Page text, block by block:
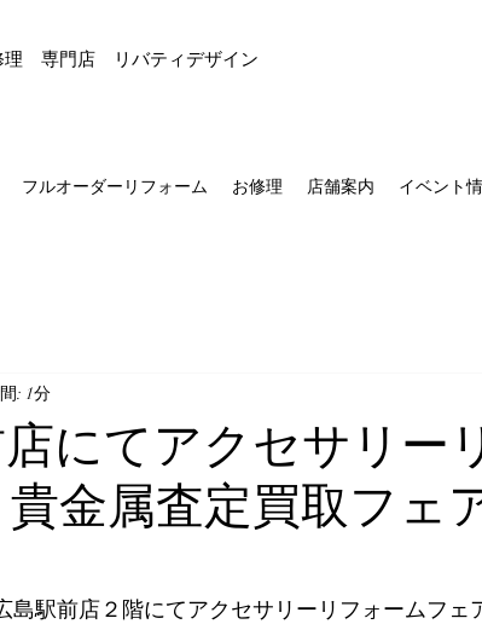
理 専門店 リバティデザイン
フルオーダーリフォーム お修理 店舗案内 イベント
にてアクセサリー
金属査定買取フェ
: 1分
島駅前店２階にてアクセサリーリフォームフェ